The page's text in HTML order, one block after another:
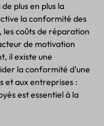
plus en plus la
la conformité des
coûts de réparation
de motivation
il existe une
la conformité d'une
et aux entreprises :
est essentiel à la